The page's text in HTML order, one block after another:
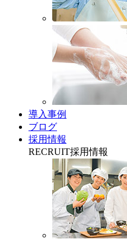
導入事例
ブログ
採用情報
RECRUIT採用情報